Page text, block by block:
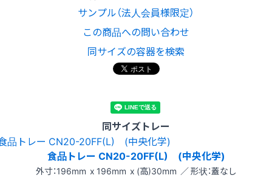
サンプル（法人会員様限定）
この商品への問い合わせ
同サイズの容器を検索
同サイズトレー
食品トレー CN20-20FF(L) (中央化学)
外寸：196mm x 196mm x (高)30mm ／ 形状：蓋なし